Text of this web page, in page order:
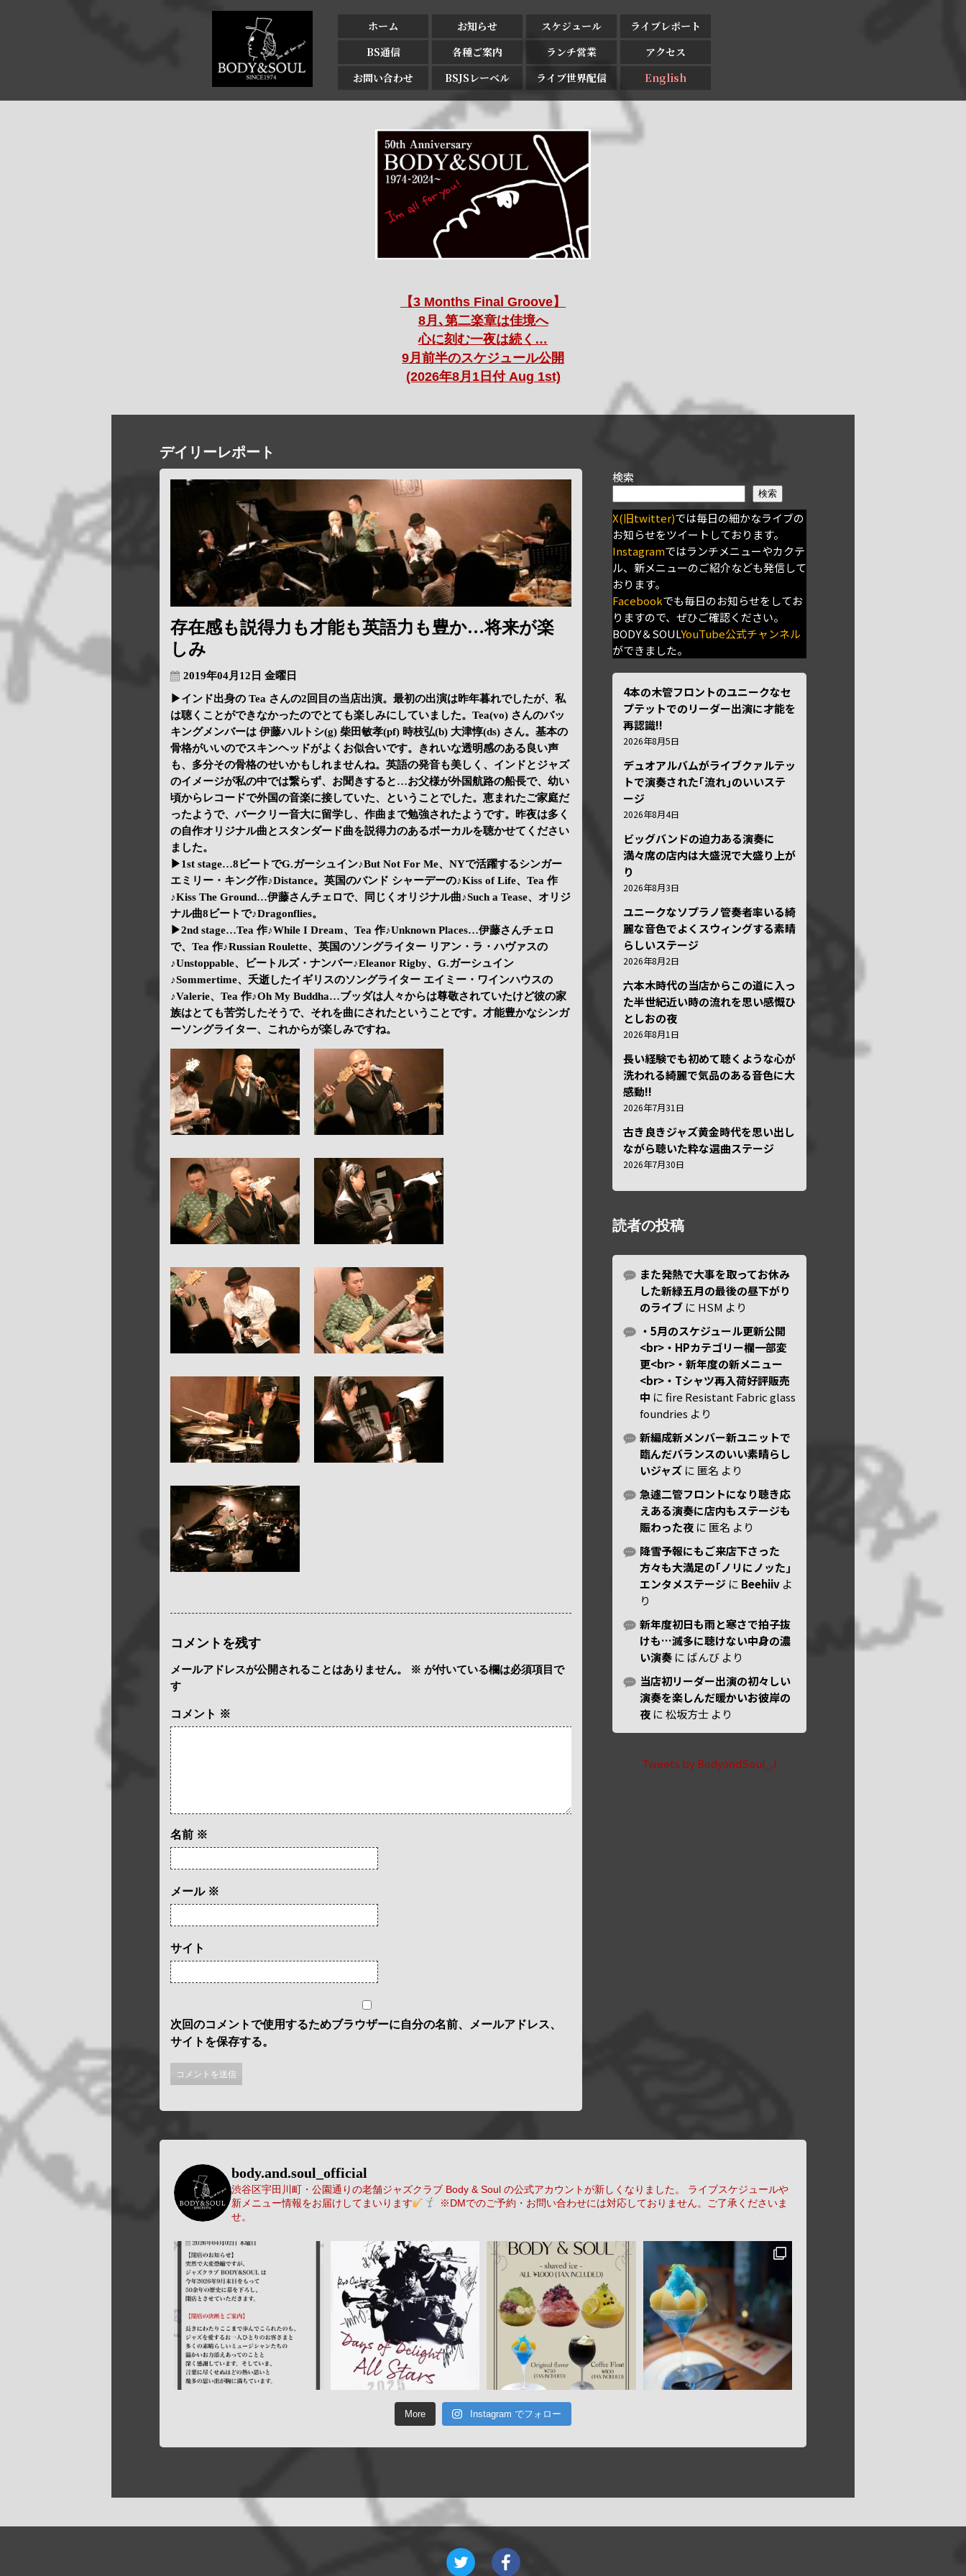
ホーム お知らせ スケジュール
ライブレポート
BS通信
各種ご案内 ランチ営業
アクセス
お問い合わせ
BSJSレーベル ライブ世界配信 English
【3 Months Final Groove】
8月､第二楽章は佳境へ
心に刻む一夜は続く…
9月前半のスケジュール公開
(2026年8月1日付 Aug 1st)
デイリーレポート
存在感も説得力も才能も英語力も豊か…将来が楽
しみ
2019年04月12日 金曜日
▶インド出身の Tea さんの2回目の当店出演。最初の出演は昨年暮れでしたが、私
は聴くことができなかったのでとても楽しみにしていました。Tea(vo) さんのバッ
キングメンバーは 伊藤ハルトシ(g) 柴田敏孝(pf) 時枝弘(b) 大津惇(ds) さん。基本の
骨格がいいのでスキンヘッドがよくお似合いです。きれいな透明感のある良い声
も、多分その骨格のせいかもしれませんね。英語の発音も美しく、インドとジャズ
のイメージが私の中では繋らず、お聞きすると…お父様が外国航路の船長で、幼い
頃からレコードで外国の音楽に接していた、ということでした。恵まれたご家庭だ
ったようで、バークリー音大に留学し、作曲まで勉強されたようです。昨夜は多く
の自作オリジナル曲とスタンダード曲を説得力のあるボーカルを聴かせてください
ました。
▶1st stage…8ビートでG.ガーシュイン♪But Not For Me、NYで活躍するシンガー
エミリー・キング作♪Distance。英国のバンド シャーデーの♪Kiss of Life、Tea 作
♪Kiss The Ground…伊藤さんチェロで、同じくオリジナル曲♪Such a Tease、オリジ
ナル曲8ビートで♪Dragonflies。
▶2nd stage…Tea 作♪While I Dream、Tea 作♪Unknown Places…伊藤さんチェロ
で、Tea 作♪Russian Roulette、英国のソングライター リアン・ラ・ハヴァスの
♪Unstoppable、ビートルズ・ナンバー♪Eleanor Rigby、G.ガーシュイン
♪Sommertime、夭逝したイギリスのソングライター エイミー・ワインハウスの
♪Valerie、Tea 作♪Oh My Buddha…ブッダは人々からは尊敬されていたけど彼の家
族はとても苦労したそうで、それを曲にされたということです。才能豊かなシンガ
ーソングライター、これからが楽しみですね。
コメントを残す
メールアドレスが公開されることはありません。 ※ が付いている欄は必須項目で
す
コメント ※
名前 ※
メール ※
サイト
次回のコメントで使用するためブラウザーに自分の名前、メールアドレス、
サイトを保存する。
検索
検索
X(旧twitter)では毎日の細かなライブの
お知らせをツイートしております。
Instagramではランチメニューやカクテ
ル、新メニューのご紹介なども発信して
おります。
Facebookでも毎日のお知らせをしてお
りますので、ぜひご確認ください。
BODY＆SOULYouTube公式チャンネル
ができました。
4本の木管フロントのユニークなセ
プテットでのリーダー出演に才能を
再認識!!
2026年8月5日
デュオアルバムがライブクァルテッ
トで演奏された｢流れ｣のいいステ
ージ
2026年8月4日
ビッグバンドの迫力ある演奏に
満々席の店内は大盛況で大盛り上が
り
2026年8月3日
ユニークなソプラノ管奏者率いる綺
麗な音色でよくスウィングする素晴
らしいステージ
2026年8月2日
六本木時代の当店からこの道に入っ
た半世紀近い時の流れを思い感慨ひ
としおの夜
2026年8月1日
長い経験でも初めて聴くような心が
洗われる綺麗で気品のある音色に大
感動!!
2026年7月31日
古き良きジャズ黄金時代を思い出し
ながら聴いた粋な選曲ステージ
2026年7月30日
読者の投稿
また発熱で大事を取ってお休み
した新緑五月の最後の昼下がり
のライブ に HSM より
・5月のスケジュール更新公開
<br>・HPカテゴリー欄一部変
更<br>・新年度の新メニュー
<br>・Tシャツ再入荷好評販売
中 にfire Resistant Fabric glass
foundries より
新編成新メンバー新ユニットで
臨んだバランスのいい素晴らし
いジャズ に 匿名 より
急遽二管フロントになり聴き応
えある演奏に店内もステージも
賑わった夜 に 匿名 より
降雪予報にもご来店下さった
方々も大満足の｢ノリにノッた｣
エンタメステージ に Beehiiv よ
り
新年度初日も雨と寒さで拍子抜
けも…滅多に聴けない中身の濃
い演奏 に ばんび より
当店初リーダー出演の初々しい
演奏を楽しんだ暖かいお彼岸の
夜 に松坂方士 より
Tweets by BodyandSoul_J
body.and.soul_official
渋谷区宇田川町・公園通りの老舗ジャズクラブ Body & Soul の公式アカウントが新しくなりました。
ライブスケジュールや
新メニュー情報をお届けしてまいります
※DMでのご予約・お問い合わせには対応しておりません。ご了承くださいま
せ。
More Instagram でフォロー